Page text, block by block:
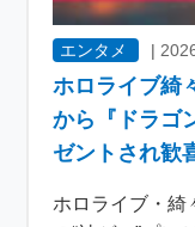
エンタメ |
ホロライブ綺
から『ドラゴ
ゼントされ歓
ホロライブ・綺